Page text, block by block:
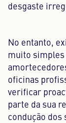
desgaste
No entanto,
muito simples
oficinas
verificar
parte da sua
condução dos